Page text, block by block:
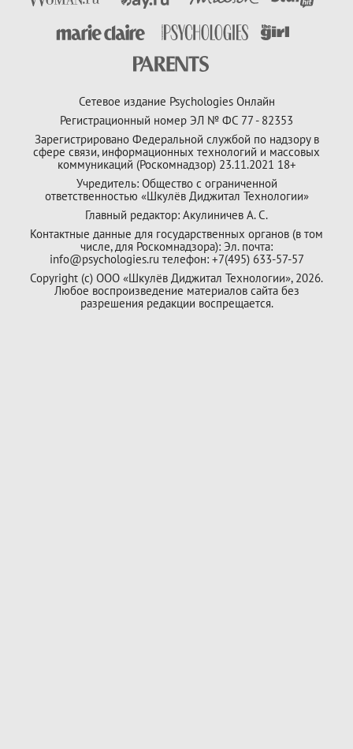
Сетевое издание Psychologies Онлайн
Регистрационный номер ЭЛ № ФС 77 - 82353
Зарегистрировано Федеральной службой по надзору в
сфере связи, информационных технологий и массовых
коммуникаций (Роскомнадзор) 23.11.2021 18+
Учредитель: Общество с ограниченной
ответственностью «Шкулёв Диджитал Технологии»
Главный редактор: Акулиничев А. С.
Контактные данные для государственных органов (в том
числе, для Роскомнадзора): Эл. почта:
info@psychologies.ru телефон: +7(495) 633-57-57
Copyright (с) ООО «Шкулёв Диджитал Технологии», 2026.
Любое воспроизведение материалов сайта без
разрешения редакции воспрещается.